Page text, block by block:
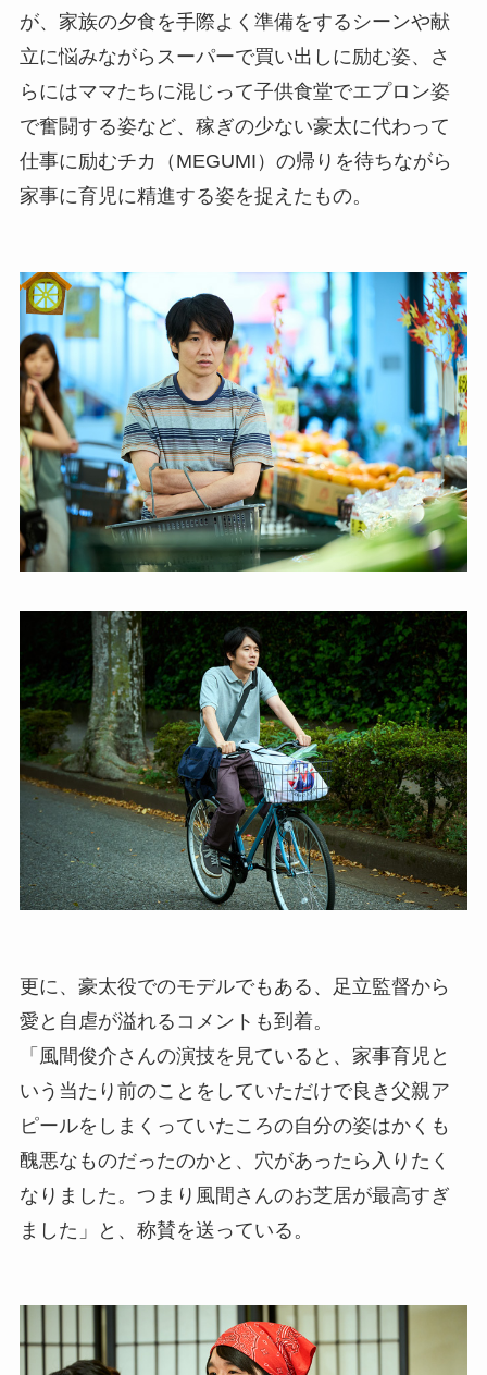
が、家族の夕食を手際よく準備をするシーンや献
立に悩みながらスーパーで買い出しに励む姿、さ
らにはママたちに混じって子供食堂でエプロン姿
で奮闘する姿など、稼ぎの少ない豪太に代わって
仕事に励むチカ（MEGUMI）の帰りを待ちながら
家事に育児に精進する姿を捉えたもの。
更に、豪太役でのモデルでもある、足立監督から
愛と自虐が溢れるコメントも到着。
「風間俊介さんの演技を見ていると、家事育児と
いう当たり前のことをしていただけで良き父親ア
ピールをしまくっていたころの自分の姿はかくも
醜悪なものだったのかと、穴があったら入りたく
なりました。つまり風間さんのお芝居が最高すぎ
ました」と、称賛を送っている。